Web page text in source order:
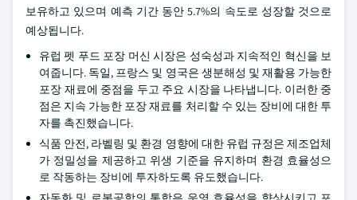
보유하고 있으며 예측 기간 동안 5.7%의 속도로 성장할 것으로
예상됩니다.
유럽 펫 푸드 포장 머신 시장은 성숙성과 지속적인 혁신을 보
여줍니다. 독일, 프랑스 및 영국은 생분해성 및 재활용 가능한
포장 재료에 중점을 두고 주요 시장을 나타냅니다. 이러한 중
점은 지속 가능한 포장 재료를 처리할 수 있는 장비에 대한 투
자를 촉진했습니다.
식품 안전, 라벨링 및 환경 영향에 대한 유럽 규정은 제조업체
가 정밀성을 제공하고 위생 기준을 유지하며 환경 효율성으
로 작동하는 장비에 투자하도록 유도했습니다.